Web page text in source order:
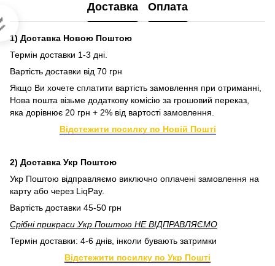
Доставка Оплата
1) Доставка Новою Поштою
Термін доставки 1-3 дні.
Вартість доставки від 70 грн
Якщо Ви хочете сплатити вартість замовлення при отриманні,
Нова пошта візьме додаткову комісію за грошовий переказ,
яка дорівнює 20 грн + 2% від вартості замовлення.
Відстежити посилку по Новій Пошті
2) Доставка Укр Поштою
Укр Поштою відправляємо виключно оплачені замовлення на
карту або через LiqPay.
Вартість доставки 45-50 грн
Срібні прикраси Укр Поштою НЕ ВІДПРАВЛЯЄМО
Термін доставки: 4-6 днів, інколи бувають затримки
Відстежити посилку по Укр Пошті